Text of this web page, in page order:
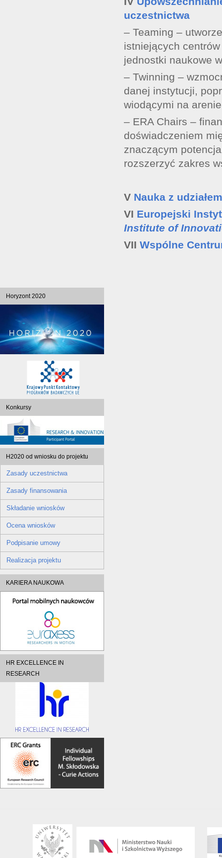
uczestnictwa
– Teaming –
istniejących
jednostki naukowe
– Twinning –
danej instytucji,
wiodącymi na
– ERA Chairs –
doświadczeniem
znaczącym
rozszerzyć zakres
V Nauka z
VI Europejski
Institute of
VII Wspólne
Horyzont 2020
Konkursy
H2020 od wniosku do projektu
Zasady uczestnictwa
Zasady finansowania
Składanie wniosków
Ocena wniosków
Podpisanie umowy
Realizacja projektu
KARIERA NAUKOWA
HR EXCELLENCE IN
RESEARCH